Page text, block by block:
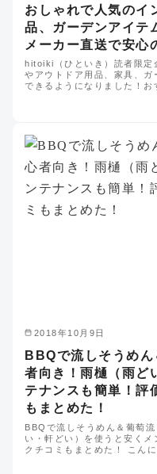
おしゃれで人気のイ
品、ガーデンアイテ
メーカー直送で安心
hitoiki（ひといき）読者限定
やアウトドア用品、家具、
できるようになりました！
2018年10月9日
BBQで流しそうめ
者向き！雨樋（雨ど
テナンスも簡単！評
もまとめた！
BBQで流しそうめん＆葡萄
い・軒どい）を使うと安くメ
クチコミもまとめた！ こん